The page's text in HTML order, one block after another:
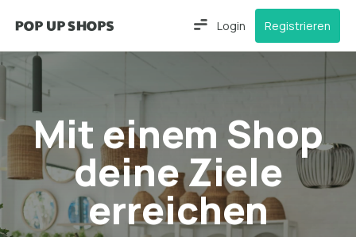
Login Registrieren
Mit einem Shop
deine Ziele
erreichen